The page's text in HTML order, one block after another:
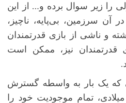
را زیر سوال برده و... از این
آن سرزمین، بی‌پایه، ناچیز،
و ناشی از بازی قدرتمندان
قدرتمندان نیز، ممکن است
که یک بار به واسطه گسترش
تمام موجودیت خود را